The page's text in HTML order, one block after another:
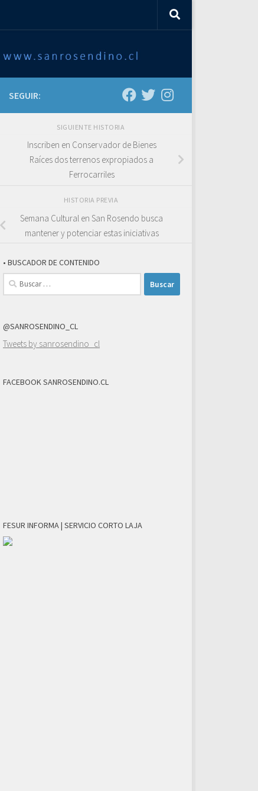
SEGUIR:
SIGUIENTE HISTORIA
Inscriben en Conservador de Bienes
Raíces dos terrenos expropiados a
Ferrocarriles
HISTORIA PREVIA
Semana Cultural en San Rosendo busca
mantener y potenciar estas iniciativas
• BUSCADOR DE CONTENIDO
Buscar:
@SANROSENDINO_CL
Tweets by sanrosendino_cl
FACEBOOK SANROSENDINO.CL
FESUR INFORMA | SERVICIO CORTO LAJA